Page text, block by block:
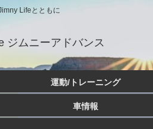
Lifeとともに
ジムニーアドバンス
運動/トレーニング
車情報